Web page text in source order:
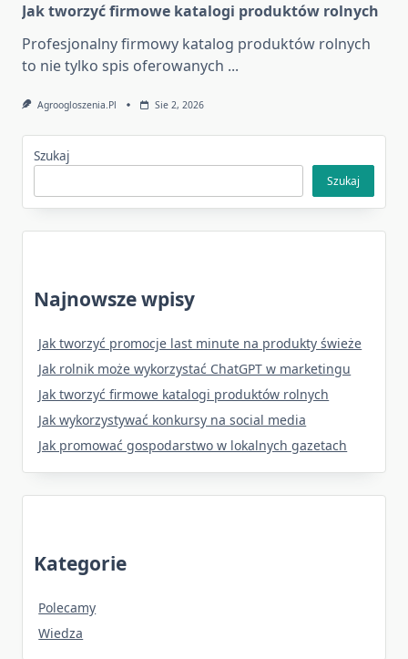
Jak tworzyć firmowe katalogi produktów rolnych
Profesjonalny firmowy katalog produktów rolnych
to nie tylko spis oferowanych ...
Agroogloszenia.pl Sie 2, 2026
Szukaj
Szukaj
Najnowsze wpisy
Jak tworzyć promocje last minute na produkty świeże
Jak rolnik może wykorzystać ChatGPT w marketingu
Jak tworzyć firmowe katalogi produktów rolnych
Jak wykorzystywać konkursy na social media
Jak promować gospodarstwo w lokalnych gazetach
Kategorie
Polecamy
Wiedza